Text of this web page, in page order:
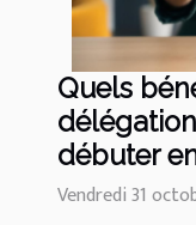
Quels
débuter
Vendredi 31